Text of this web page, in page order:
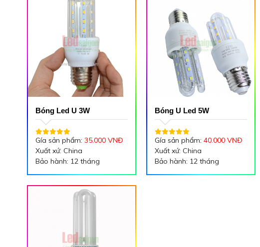
Bóng Led U 3W
Gía sản phẩm: 35.000 VNĐ
Xuất xứ: China
Bảo hành: 12 tháng
Tần số: 50-60Hz
Màu sắc : Trắng - Vàng
Bóng U Led 5W
Gía sản phẩm: 40.000 VNĐ
Xuất xứ: China
Bảo hành: 12 tháng